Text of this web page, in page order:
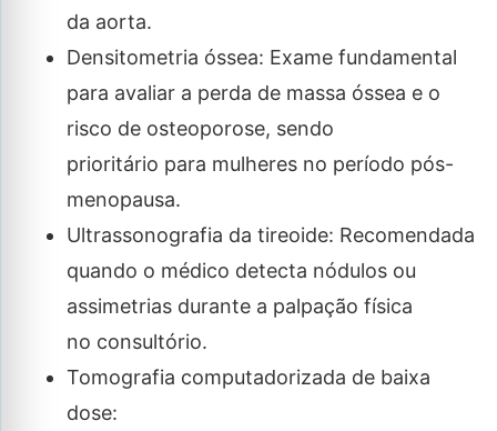
da aorta.
Densitometria óssea: Exame fundamental
para avaliar a perda de massa óssea e o
risco de osteoporose, sendo
prioritário para mulheres no período pós-
menopausa.
Ultrassonografia da tireoide: Recomendada
quando o médico detecta nódulos ou
assimetrias durante a palpação física
no consultório.
Tomografia computadorizada de baixa
dose: